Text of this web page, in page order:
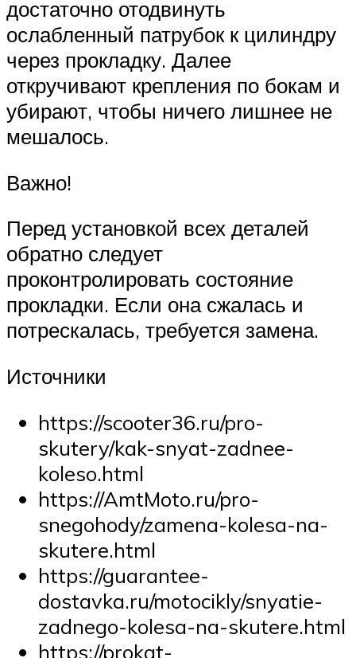
достаточно отодвинуть
ослабленный патрубок к цилиндру
через прокладку. Далее
откручивают крепления по бокам и
убирают, чтобы ничего лишнее не
мешалось.
Важно!
Перед установкой всех деталей
обратно следует
проконтролировать состояние
прокладки. Если она сжалась и
потрескалась, требуется замена.
Источники
https://scooter36.ru/pro-
skutery/kak-snyat-zadnee-
koleso.html
https://AmtMoto.ru/pro-
snegohody/zamena-kolesa-na-
skutere.html
https://guarantee-
dostavka.ru/motocikly/snyatie-
zadnego-kolesa-na-skutere.html
https://prokat-